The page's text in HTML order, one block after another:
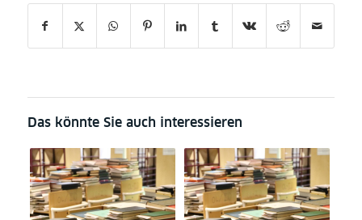
Das könnte Sie auch interessieren